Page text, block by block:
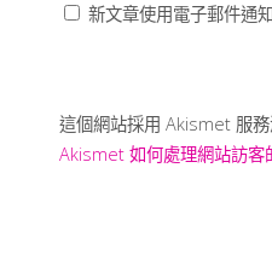
新文章使用電子郵件通
這個網站採用 Akismet 服務
Akismet 如何處理網站訪客